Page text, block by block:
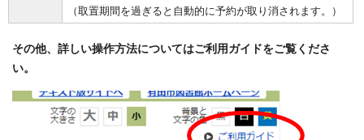
（取置期間を過ぎると自動的に予約が取り消されます。）
その他、詳しい操作方法についてはご利用ガイドをご覧くださ
い。